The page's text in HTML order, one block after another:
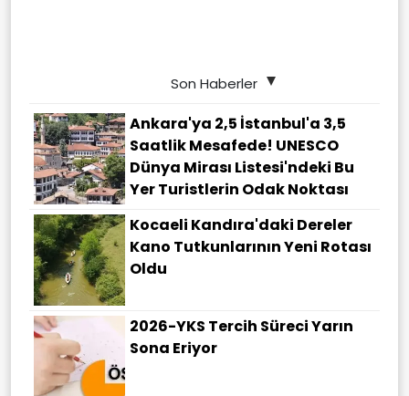
Son Haberler
Ankara'ya 2,5 İstanbul'a 3,5
Saatlik Mesafede! UNESCO
Dünya Mirası Listesi'ndeki Bu
Yer Turistlerin Odak Noktası
Kocaeli Kandıra'daki Dereler
Kano Tutkunlarının Yeni Rotası
Oldu
2026-YKS Tercih Süreci Yarın
Sona Eriyor